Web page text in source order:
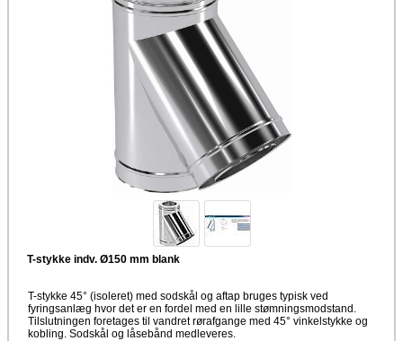
T-stykke indv. Ø150 mm blank
T-stykke 45° (isoleret) med sodskål og aftap bruges typisk ved
fyringsanlæg hvor det er en fordel med en lille stømningsmodstand.
Tilslutningen foretages til vandret rørafgange med 45° vinkelstykke og
kobling. Sodskål og låsebånd medleveres.